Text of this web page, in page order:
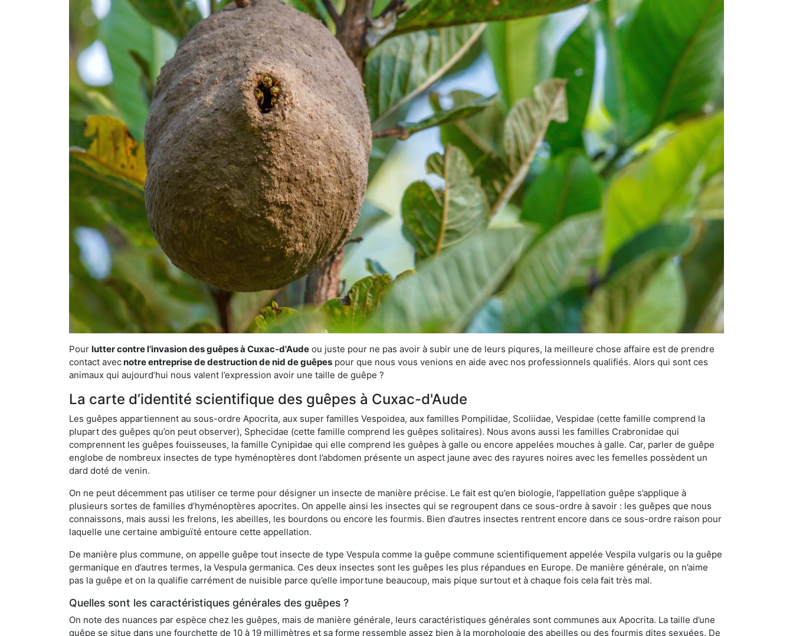
Pour lutter contre l’invasion des guêpes à Cuxac-d'Aude ou juste pour ne pas avoir à subir une de leurs piqures, la meilleure chose affaire est de prendre
contact avecnotre entreprise de destruction de nid de guêpes pour que nous vous venions en aide avec nos professionnels qualifiés. Alors qui sont ces
animaux qui aujourd’hui nous valent l’expression avoir une taille de guêpe ?
La carte d’identité scientifique des guêpes à Cuxac-d'Aude
Les guêpes appartiennent au sous-ordre Apocrita, aux super familles Vespoidea, aux familles Pompilidae, Scoliidae, Vespidae (cette famille comprend la
plupart des guêpes qu’on peut observer), Sphecidae (cette famille comprend les guêpes solitaires). Nous avons aussi les familles Crabronidae qui
comprennent les guêpes fouisseuses, la famille Cynipidae qui elle comprend les guêpes à galle ou encore appelées mouches à galle. Car, parler de guêpe
englobe de nombreux insectes de type hyménoptères dont l’abdomen présente un aspect jaune avec des rayures noires avec les femelles possèdent un
dard doté de venin.
On ne peut décemment pas utiliser ce terme pour désigner un insecte de manière précise. Le fait est qu’en biologie, l’appellation guêpe s’applique à
plusieurs sortes de familles d’hyménoptères apocrites. On appelle ainsi les insectes qui se regroupent dans ce sous-ordre à savoir : les guêpes que nous
connaissons, mais aussi les frelons, les abeilles, les bourdons ou encore les fourmis. Bien d’autres insectes rentrent encore dans ce sous-ordre raison pour
laquelle une certaine ambiguïté entoure cette appellation.
De manière plus commune, on appelle guêpe tout insecte de type Vespula comme la guêpe commune scientifiquement appelée Vespila vulgaris ou la guêpe
germanique en d’autres termes, la Vespula germanica. Ces deux insectes sont les guêpes les plus répandues en Europe. De manière générale, on n’aime
pas la guêpe et on la qualifie carrément de nuisible parce qu’elle importune beaucoup, mais pique surtout et à chaque fois cela fait très mal.
Quelles sont les caractéristiques générales des guêpes ?
On note des nuances par espèce chez les guêpes, mais de manière générale, leurs caractéristiques générales sont communes aux Apocrita. La taille d’une
guêpe se situe dans une fourchette de 10 à 19 millimètres et sa forme ressemble assez bien à la morphologie des abeilles ou des fourmis dites sexuées. De